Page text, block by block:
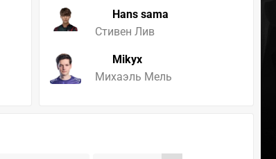
Hans sama
Стивен Лив
Mikyx
Михаэль Мель